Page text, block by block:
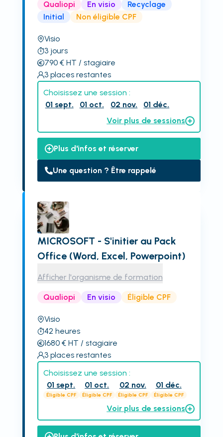
Qualiopi En visio
Recyclage
Initial
Non éligible CPF
Visio
3 jours
790€ HT / stagiaire
3 places restantes
Choisissez une session :
01 sept.
01 oct. 02 nov.
01 déc.
Voir plus de sessions
Plus d'infos et réserver
Une question ? Être rappelé
MICROSOFT - S'initier au Pack
Office (Word, Excel, Powerpoint)
Afficher l'organisme de formation
Qualiopi En visio Éligible CPF
Visio
42 heures
1680€ HT / stagiaire
3 places restantes
Choisissez une session :
01 sept.
Éligible CPF
01 oct.
Éligible CPF
02 nov.
Éligible CPF
01 déc.
Éligible CPF
Voir plus de sessions